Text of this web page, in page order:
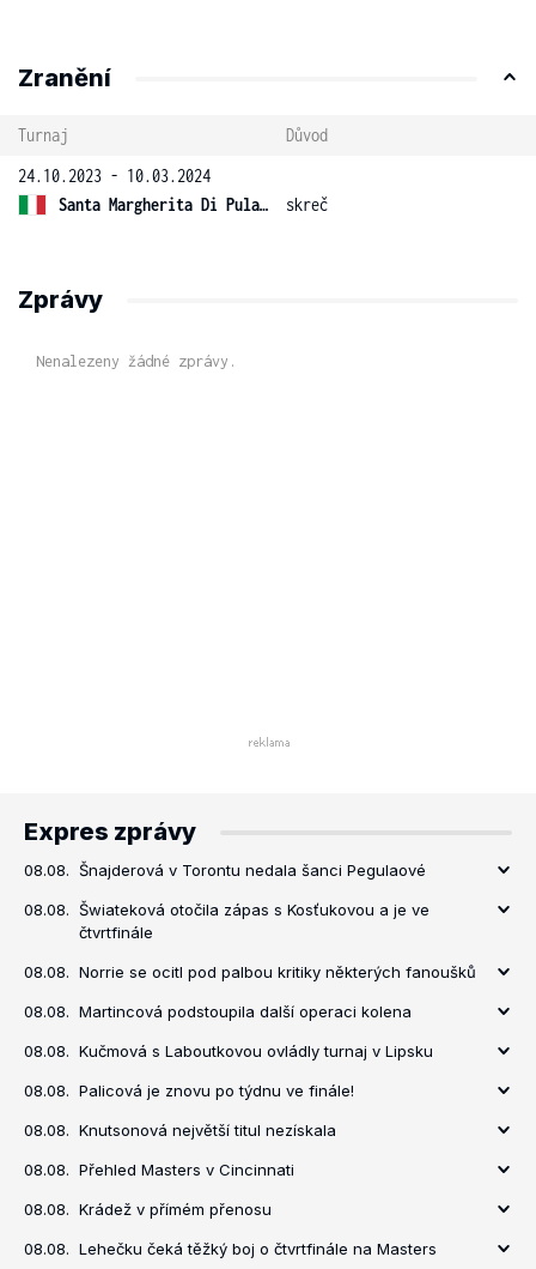
Zranění
Turnaj
Důvod
24.10.2023 - 10.03.2024
Santa Margherita Di Pula 16 ITF
skreč
Zprávy
Nenalezeny žádné zprávy.
Expres zprávy
08.08. Šnajderová v Torontu nedala šanci Pegulaové
08.08. Šwiateková otočila zápas s Kosťukovou a je ve
čtvrtfinále
08.08. Norrie se ocitl pod palbou kritiky některých fanoušků
08.08. Martincová podstoupila další operaci kolena
08.08. Kučmová s Laboutkovou ovládly turnaj v Lipsku
08.08. Palicová je znovu po týdnu ve finále!
08.08. Knutsonová největší titul nezískala
08.08. Přehled Masters v Cincinnati
08.08. Krádež v přímém přenosu
08.08. Lehečku čeká těžký boj o čtvrtfinále na Masters